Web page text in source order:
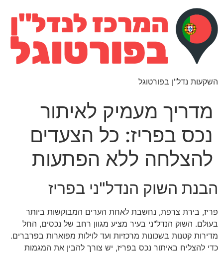
השקעות נדל"ן בפורטוגל
מדריך מעמיק לאיתור
נכס בפריז: כל הצעדים
להצלחה ללא הפתעות
הבנת השוק הנדל"ני בפריז
פריז, בירת צרפת, נחשבת לאחת הערים המבוקשות ביותר
בעולם. השוק הנדל"ני בעיר מציע מגוון רחב של נכסים, החל
מדירות קטנות בשכונות מרכזיות ועד לוילות מפוארות בפרברים.
כדי להצליח באיתור נכס בפריז, יש צורך להבין את המגמות